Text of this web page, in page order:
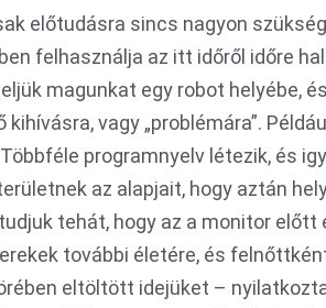
előtudásra sincs nagyon
felhasználja az itt időről időre
magunkat egy robot helyébe,
kihívásra, vagy „problémára”.
programnyelv létezik, és
az alapjait, hogy aztán
tehát, hogy az a monitor
további életére, és
eltöltött idejüket –